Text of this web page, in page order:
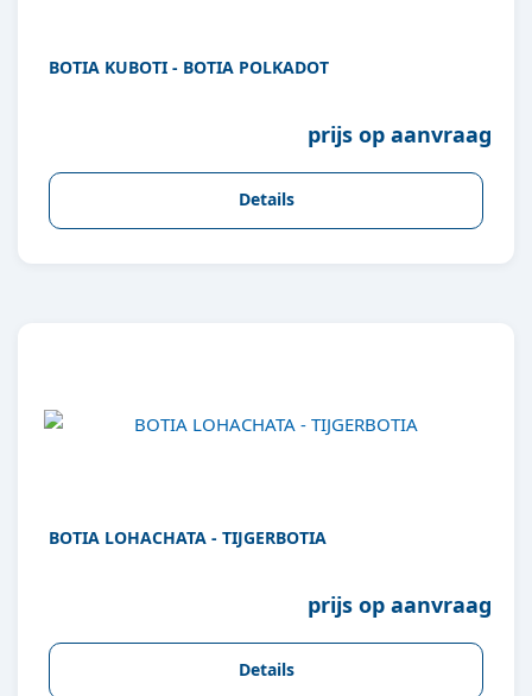
BOTIA KUBOTI - BOTIA POLKADOT
prijs op aanvraag
Details
BOTIA LOHACHATA - TIJGERBOTIA
prijs op aanvraag
Details